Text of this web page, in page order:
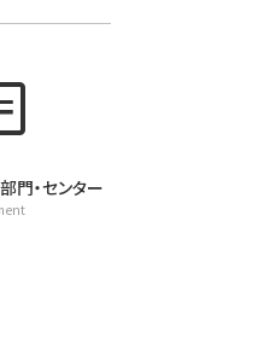
門・センター